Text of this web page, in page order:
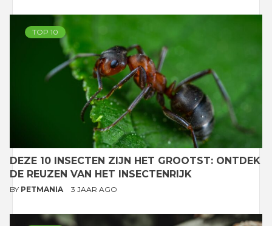
TOP 10
DEZE 10 INSECTEN ZIJN HET GROOTST: ONTDEK
DE REUZEN VAN HET INSECTENRIJK
BY PETMANIA 3 JAAR AGO